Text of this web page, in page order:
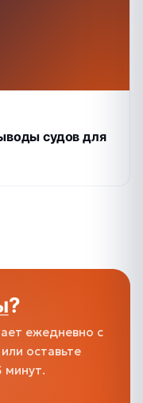
судов для
?
ежедневно с
оставьте
минут.